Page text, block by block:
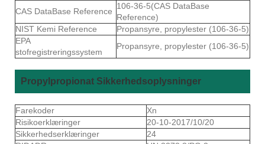
CAS DataBase Reference
106-36-5(CAS DataBase
Reference)
NIST Kemi Reference
Propansyre, propylester (106-36-5)
EPA
stofregistreringssystem
Propansyre, propylester (106-36-5)
Propylpropionat Sikkerhedsoplysninger
Farekoder
Xn
Risikoerklæringer
20-10-2017/10/20
Sikkerhedserklæringer
24